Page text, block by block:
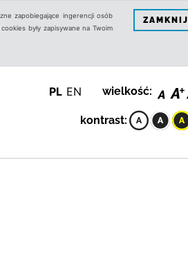
zapobiegające ingerencji osób
były zapisywane na Twoim
ZAMKNIJ
PL EN wielkość:
kontrast: